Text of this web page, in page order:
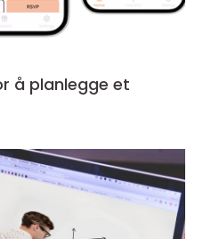
å planlegge et